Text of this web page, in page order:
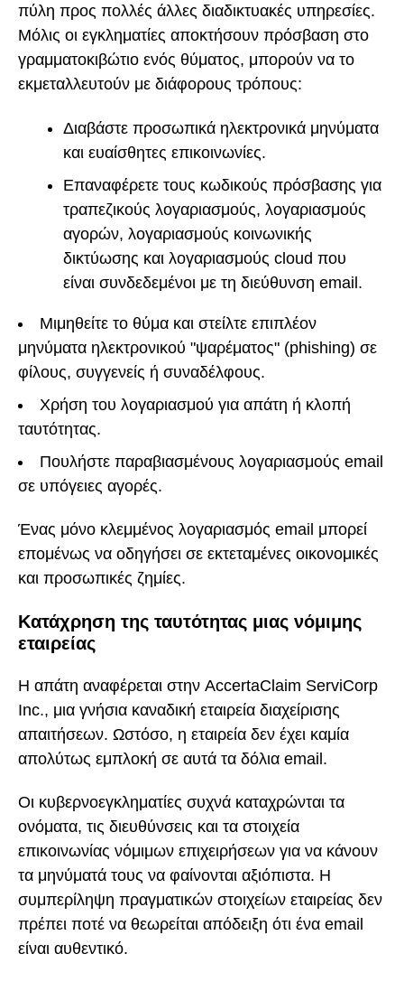
πύλη προς πολλές άλλες διαδικτυακές υπηρεσίες.
Μόλις οι εγκληματίες αποκτήσουν πρόσβαση στο
γραμματοκιβώτιο ενός θύματος, μπορούν να το
εκμεταλλευτούν με διάφορους τρόπους:
Διαβάστε προσωπικά ηλεκτρονικά μηνύματα
και ευαίσθητες επικοινωνίες.
Επαναφέρετε τους κωδικούς πρόσβασης για
τραπεζικούς λογαριασμούς, λογαριασμούς
αγορών, λογαριασμούς κοινωνικής
δικτύωσης και λογαριασμούς cloud που
είναι συνδεδεμένοι με τη διεύθυνση email.
Μιμηθείτε το θύμα και στείλτε επιπλέον
μηνύματα ηλεκτρονικού "ψαρέματος" (phishing) σε
φίλους, συγγενείς ή συναδέλφους.
Χρήση του λογαριασμού για απάτη ή κλοπή
ταυτότητας.
Πουλήστε παραβιασμένους λογαριασμούς email
σε υπόγειες αγορές.
Ένας μόνο κλεμμένος λογαριασμός email μπορεί
επομένως να οδηγήσει σε εκτεταμένες οικονομικές
και προσωπικές ζημίες.
Κατάχρηση της ταυτότητας μιας νόμιμης
εταιρείας
Η απάτη αναφέρεται στην AccertaClaim ServiCorp
Inc., μια γνήσια καναδική εταιρεία διαχείρισης
απαιτήσεων. Ωστόσο, η εταιρεία δεν έχει καμία
απολύτως εμπλοκή σε αυτά τα δόλια email.
Οι κυβερνοεγκληματίες συχνά καταχρώνται τα
ονόματα, τις διευθύνσεις και τα στοιχεία
επικοινωνίας νόμιμων επιχειρήσεων για να κάνουν
τα μηνύματά τους να φαίνονται αξιόπιστα. Η
συμπερίληψη πραγματικών στοιχείων εταιρείας δεν
πρέπει ποτέ να θεωρείται απόδειξη ότι ένα email
είναι αυθεντικό.